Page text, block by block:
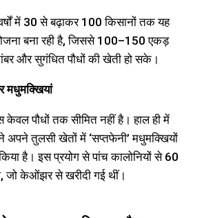
में 30 से बढ़ाकर 100 किसानों तक यह
बना रही है, जिससे 100–150 एकड़
और सुगंधित पौधों की खेती हो सके।
मधुमक्खियां
केवल पौधों तक सीमित नहीं है। हाल ही में
अपने तुलसी खेतों में ‘सप्तफेनी’ मधुमक्खियों
है। इस प्रयोग से पांच कालोनियों से 60
जो केओंझर से खरीदी गई थीं।